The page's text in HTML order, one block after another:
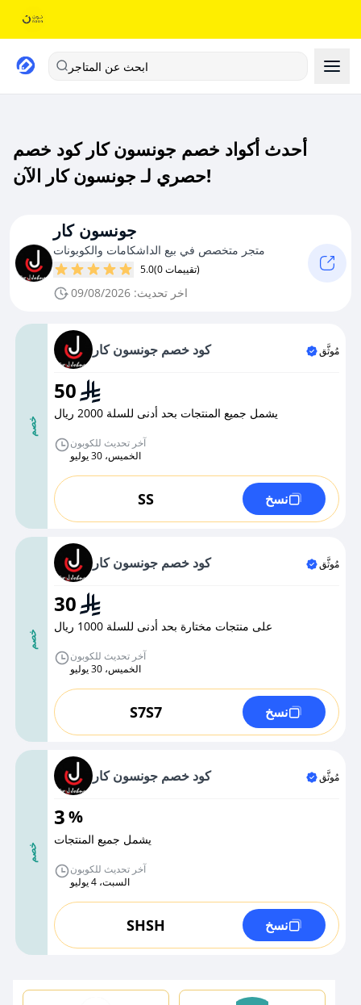
ابحث عن المتاجر
أحدث أكواد خصم جونسون كار كود خصم
حصري لـ جونسون كار الآن!
جونسون كار
متجر متخصص في بيع الداشكامات والكوبونات
5.0 (0 تقييمات)
اخر تحديث: 09/08/2026
خصم
كود خصم جونسون كار مُوثَّق
50
يشمل جميع المنتجات بحد أدنى للسلة 2000 ريال
آخر تحديث للكوبون
الخميس، 30 يوليو
SS نسخ
خصم
كود خصم جونسون كار مُوثَّق
30
على منتجات مختارة بحد أدنى للسلة 1000 ريال
آخر تحديث للكوبون
الخميس، 30 يوليو
S7S7 نسخ
خصم
كود خصم جونسون كار مُوثَّق
3%
يشمل جميع المنتجات
آخر تحديث للكوبون
السبت، 4 يوليو
SHSH نسخ